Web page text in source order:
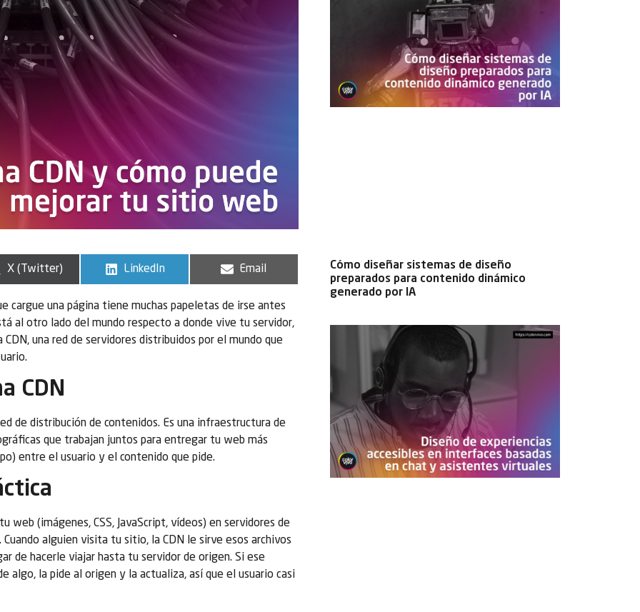
X (Twitter) LinkedIn Email
cargue una página tiene muchas papeletas de irse antes
al otro lado del mundo respecto a donde vive tu servidor,
una red de servidores distribuidos por el mundo que
CDN
de distribución de contenidos. Es una infraestructura de
que trabajan juntos para entregar tu web más
entre el usuario y el contenido que pide.
web (imágenes, CSS, JavaScript, vídeos) en servidores de
alguien visita tu sitio, la CDN le sirve esos archivos
de hacerle viajar hasta tu servidor de origen. Si ese
algo, la pide al origen y la actualiza, así que el usuario casi
Cómo diseñar sistemas de diseño
preparados para contenido dinámico
generado por IA